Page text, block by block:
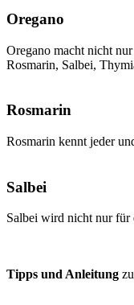
Oregano
Oregano macht nicht
Rosmarin, Salbei,
Rosmarin
Rosmarin kennt jeder
Salbei
Salbei wird nicht nur für
Tipps und Anleitung